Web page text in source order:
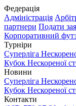
Федерація
Адміністрація
партнери Подати
Корпоративний
Турніри
Суперліга
Кубок Нескореної
Новини
Суперліга
Кубок Нескореної
Контакти